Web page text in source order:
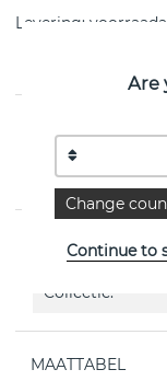
Levering:
AVO Edge is
Attling
EIGENSCHAPPEN
Collectie:
MAATTABEL
Are
Change
Continue to